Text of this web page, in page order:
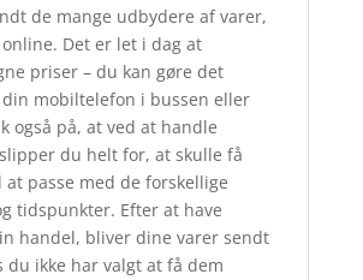
de mange udbydere af varer,
Det er let i dag at
priser – du kan gøre det
mobiltelefon i bussen eller
også på, at ved at handle
du helt for, at skulle få
passe med de forskellige
tidspunkter. Efter at have
handel, bliver dine varer sendt
du ikke har valgt at få dem